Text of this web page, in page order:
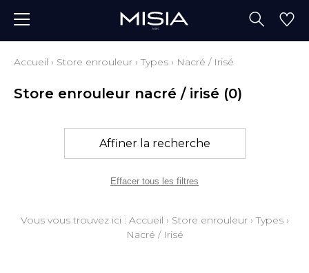
Accueil › Store enrouleur ›Types › Nacré / Irisé
Store enrouleur nacré / irisé (0)
Affiner la recherche
Effacer tous les filtres
Vous vous trouvez ici : Accueil › Store enrouleur›Types›
Nacré / Irisé